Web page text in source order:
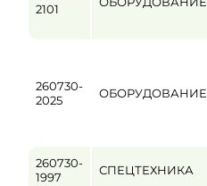
2101
260730-
2025
ОБОРУДОВАНИЕ
260730-
1997
СПЕЦТЕХНИКА